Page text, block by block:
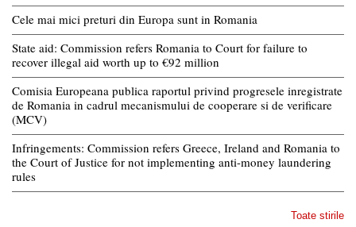
Cele mai mici preturi din Europa sunt in Romania
State aid: Commission refers Romania to Court for failure to
recover illegal aid worth up to €92 million
Comisia Europeana publica raportul privind progresele inregistrate
de Romania in cadrul mecanismului de cooperare si de verificare
(MCV)
Infringements: Commission refers Greece, Ireland and Romania to
the Court of Justice for not implementing anti-money laundering
rules
Toate stirile